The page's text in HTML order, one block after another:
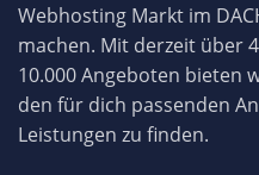
Webhosting Markt im
machen. Mit derzeit über
10.000 Angeboten bieten
den für dich passenden
Leistungen zu finden.